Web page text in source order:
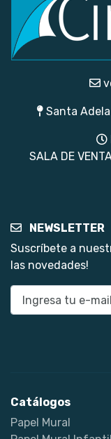
Santa
SALA DE
NEWSLETTER
Suscríbete a
las novedades!
E-mail
Catálogos
Papel Mural